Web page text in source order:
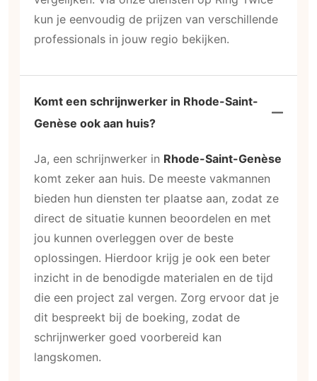
kun je eenvoudig de prijzen van verschillende
professionals in jouw regio bekijken.
Komt een schrijnwerker in Rhode-Saint-
Genèse ook aan huis?
Ja, een schrijnwerker in Rhode-Saint-Genèse
komt zeker aan huis. De meeste vakmannen
bieden hun diensten ter plaatse aan, zodat ze
direct de situatie kunnen beoordelen en met
jou kunnen overleggen over de beste
oplossingen. Hierdoor krijg je ook een beter
inzicht in de benodigde materialen en de tijd
die een project zal vergen. Zorg ervoor dat je
dit bespreekt bij de boeking, zodat de
schrijnwerker goed voorbereid kan
langskomen.